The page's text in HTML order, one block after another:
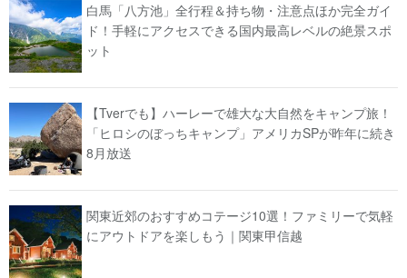
白馬「八方池」全行程＆持ち物・注意点ほか完全ガイ
ド！手軽にアクセスできる国内最高レベルの絶景スポ
ット
【Tverでも】ハーレーで雄大な大自然をキャンプ旅！
「ヒロシのぼっちキャンプ」アメリカSPが昨年に続き
8月放送
関東近郊のおすすめコテージ10選！ファミリーで気軽
にアウトドアを楽しもう｜関東甲信越